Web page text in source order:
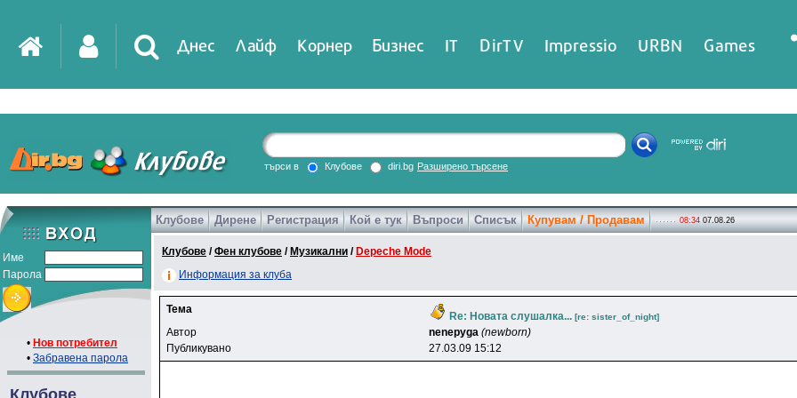
Днес Лайф Корнер Бизнес IT DirTV Impressio URBN Games
търси в Клубове diri.bg Разширено търсене
Име
Парола
• Нов потребител
• Забравена парола
Клубове
Клубове Дирене Регистрация Кой е тук Въпроси Списък Купувам / Продавам 08:34 07.08.26
Клубове /Фен клубове / Музикални / Depeche Mode
Информация за клуба
Тема
Re: Новата слушалка... [re: sister_of_night]
Автор nenepyga (newborn)
Публикувано
27.03.09 15:12